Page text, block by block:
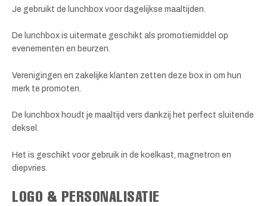
Je gebruikt de lunchbox voor dagelijkse maaltijden.
De lunchbox is uitermate geschikt als promotiemiddel op
evenementen en beurzen.
Verenigingen en zakelijke klanten zetten deze box in om hun
merk te promoten.
De lunchbox houdt je maaltijd vers dankzij het perfect sluitende
deksel.
Het is geschikt voor gebruik in de koelkast, magnetron en
diepvries.
LOGO & PERSONALISATIE